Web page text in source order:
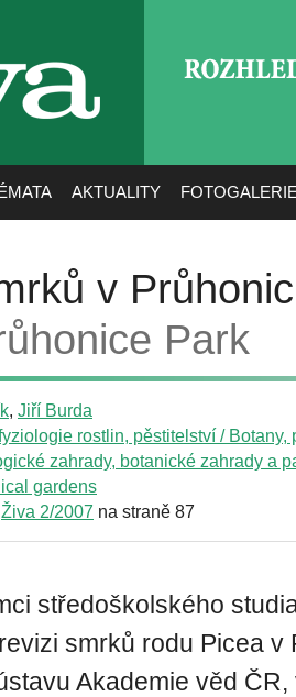
AKTUALITY
v
Park
, Jiří Burda
rostlin, pěstitelství / Botany,
zahrady, botanické zahrady a
gardens
Živa 2/2007 na straně 87
středoškolského
smrků rodu Picea v
Akademie věd ČR,